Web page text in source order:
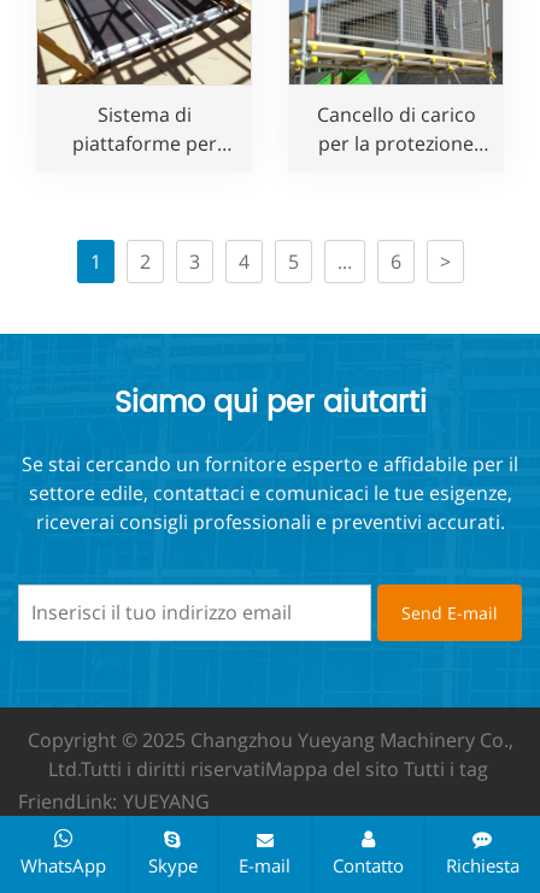
Sistema di
piattaforme per
Cancello di carico
per la protezione
1 2 3 4 5 ... 6 >
Siamo qui per aiutarti
Se stai cercando un fornitore esperto e affidabile per il
settore edile, contattaci e comunicaci le tue esigenze,
riceverai consigli professionali e preventivi accurati.
Copyright © 2025 Changzhou Yueyang Machinery Co.,
Ltd.Tutti i diritti riservatiMappa del sito Tutti i tag
FriendLink: YUEYANG
WhatsApp Skype E-mail Contatto Richiesta